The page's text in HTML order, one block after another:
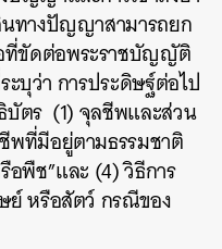
ทางปัญญาสามารถยก
ที่ขัดต่อพระราชบัญญัติ
บุว่า การประดิษฐ์ต่อไป
บัตร (1) จุลชีพและส่วน
พที่มีอยู่ตามธรรมชาติ
พืช”และ (4) วิธีการ
ย์ หรือสัตว์ กรณีของ